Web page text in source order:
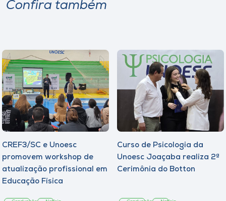
Confira também
CREF3/SC e Unoesc
promovem workshop de
atualização profissional em
Educação Física
Curso de Psicologia da
Unoesc Joaçaba realiza 2ª
Cerimônia do Botton